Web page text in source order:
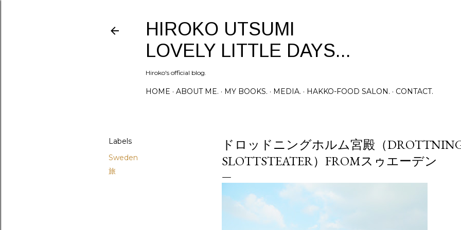
HIROKO UTSUMI
LOVELY LITTLE DAYS...
Hiroko's official blog.
HOME ABOUT ME. MY BOOKS. MEDIA. HAKKO-FOOD SALON. CONTACT.
Labels
Sweden
旅
ドロッドニングホルム宮殿（
SLOTTSTEATER）FROMスゥエーデン